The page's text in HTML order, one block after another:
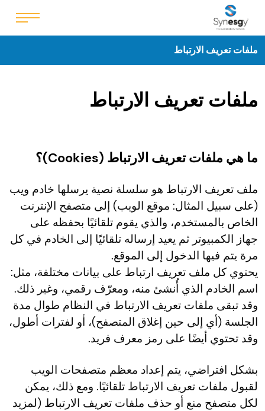
ملفات تعريف الارتباط
ملفات تعريف الارتباط
ما هي ملفات تعريف الارتباط (Cookies)؟
ملف تعريف الارتباط هو سلسلة نصية يرسلها خادم ويب
(على سبيل المثال: موقع الويب) إلى متصفح الإنترنت
الخاص بالمستخدم، والذي يقوم تلقائيًا بحفظه على
جهاز الكمبيوتر ثم يعيد إرساله تلقائيًا إلى الخادم في كل
مرة يتم فيها الدخول إلى الموقع.
يحتوي كل ملف تعريف ارتباط على بيانات مختلفة، مثل:
اسم الخادم الذي أُنشئ منه، ومعرّف رقمي، وغير ذلك.
وقد تبقى ملفات تعريف الارتباط في النظام طوال مدة
الجلسة (أي إلى حين إغلاق المتصفح)، أو لفترات أطول،
وقد تحتوي أيضًا على رمز معرف فريد.
بشكل افتراضي، يتم إعداد معظم متصفحات الويب
لقبول ملفات تعريف الارتباط تلقائيًا. ومع ذلك، يمكن
لكل متصفح منع أو حذف ملفات تعريف الارتباط (لمزيد